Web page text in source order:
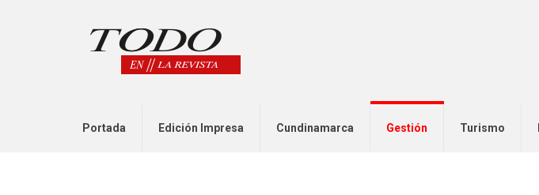
Portada Edición Impresa Cundinamarca Gestión Turismo